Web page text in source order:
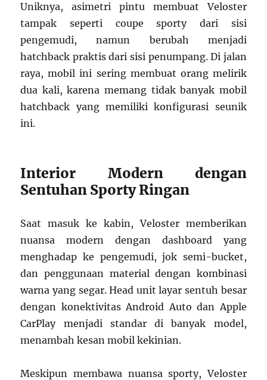
Uniknya, asimetri pintu membuat Veloster
tampak seperti coupe sporty dari sisi
pengemudi, namun berubah menjadi
hatchback praktis dari sisi penumpang. Di jalan
raya, mobil ini sering membuat orang melirik
dua kali, karena memang tidak banyak mobil
hatchback yang memiliki konfigurasi seunik
ini.
Interior Modern dengan
Sentuhan Sporty Ringan
Saat masuk ke kabin, Veloster memberikan
nuansa modern dengan dashboard yang
menghadap ke pengemudi, jok semi-bucket,
dan penggunaan material dengan kombinasi
warna yang segar. Head unit layar sentuh besar
dengan konektivitas Android Auto dan Apple
CarPlay menjadi standar di banyak model,
menambah kesan mobil kekinian.
Meskipun membawa nuansa sporty, Veloster